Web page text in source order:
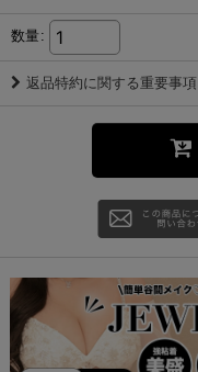
数量:
返品特約に関する重要事項